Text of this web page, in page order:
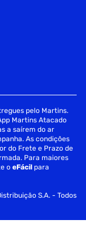
pelo Martins.
Martins Atacado
a saírem do ar
As condições
do Frete e Prazo de
Para maiores
oeFácil para
S.A. - Todos